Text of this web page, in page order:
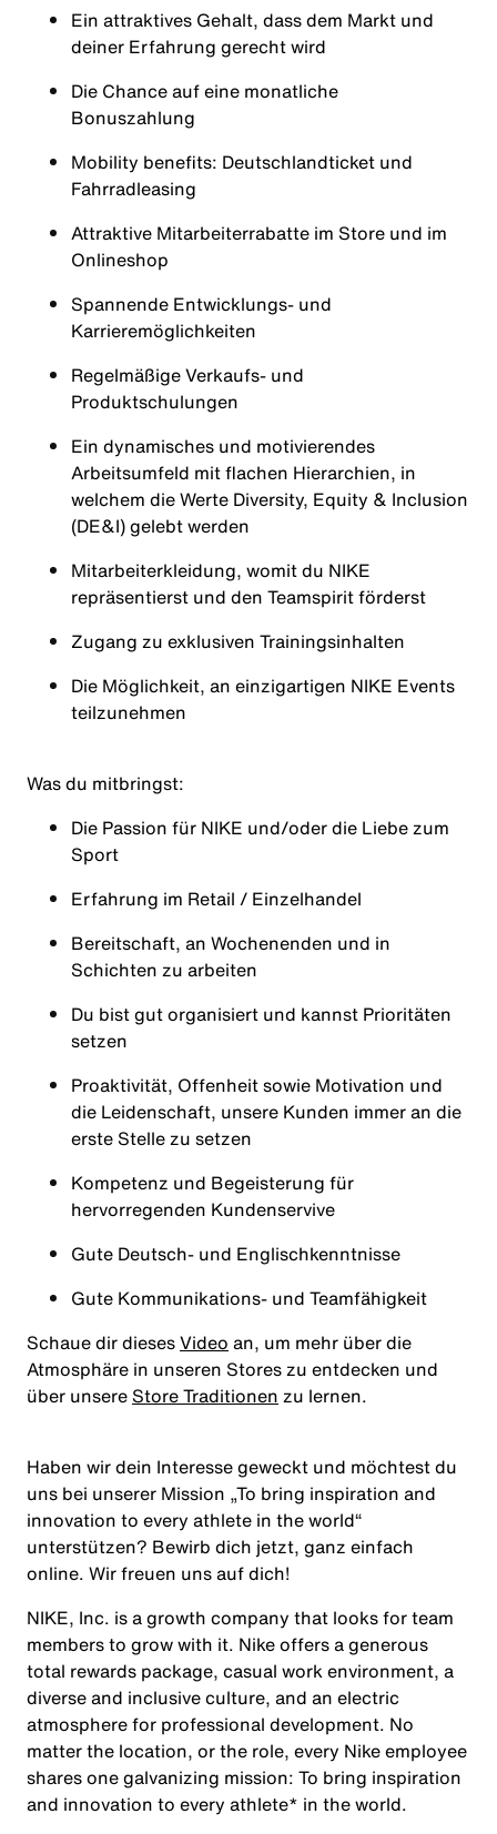
Ein attraktives Gehalt, dass dem Markt und
deiner Erfahrung gerecht wird
Die Chance auf eine monatliche
Bonuszahlung
Mobility benefits: Deutschlandticket und
Fahrradleasing
Attraktive Mitarbeiterrabatte im Store und im
Onlineshop
Spannende Entwicklungs- und
Karrieremöglichkeiten
Regelmäßige Verkaufs- und
Produktschulungen
Ein dynamisches und motivierendes
Arbeitsumfeld mit flachen Hierarchien, in
welchem die Werte Diversity, Equity & Inclusion
(DE&I) gelebt werden
Mitarbeiterkleidung, womit du NIKE
repräsentierst und den Teamspirit förderst
Zugang zu exklusiven Trainingsinhalten
Die Möglichkeit, an einzigartigen NIKE Events
teilzunehmen
Was du mitbringst:
Die Passion für NIKE und/oder die Liebe zum
Sport
Erfahrung im Retail / Einzelhandel
Bereitschaft, an Wochenenden und in
Schichten zu arbeiten
Du bist gut organisiert und kannst Prioritäten
setzen
Proaktivität, Offenheit sowie Motivation und
die Leidenschaft, unsere Kunden immer an die
erste Stelle zu setzen
Kompetenz und Begeisterung für
hervorregenden Kundenservive
Gute Deutsch- und Englischkenntnisse
Gute Kommunikations- und Teamfähigkeit
Schaue dir diesesVideo an, um mehr über die
Atmosphäre in unseren Stores zu entdecken und
über unsereStore Traditionen zu lernen.
Haben wir dein Interesse geweckt und möchtest du
uns bei unserer Mission „To bring inspiration and
innovation to every athlete in the world“
unterstützen? Bewirb dich jetzt, ganz einfach
online. Wir freuen uns auf dich!
NIKE, Inc. is a growth company that looks for team
members to grow with it. Nike offers a generous
total rewards package, casual work environment, a
diverse and inclusive culture, and an electric
atmosphere for professional development. No
matter the location, or the role, every Nike employee
shares one galvanizing mission: To bring inspiration
and innovation to every athlete* in the world.